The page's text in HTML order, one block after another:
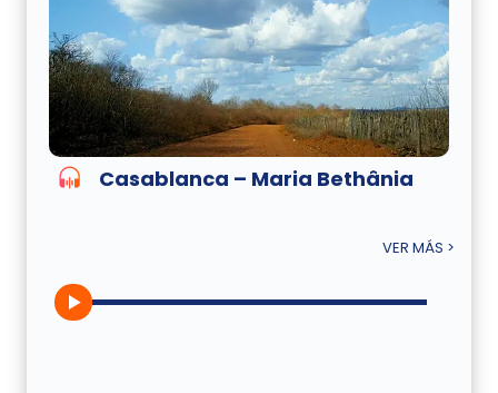
Casablanca – Maria Bethânia
VER MÁS >